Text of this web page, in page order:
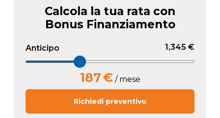
Calcola la tua rata con
Bonus Finanziamento
Anticipo 1,345 €
187€/ mese
Richiedi preventivo